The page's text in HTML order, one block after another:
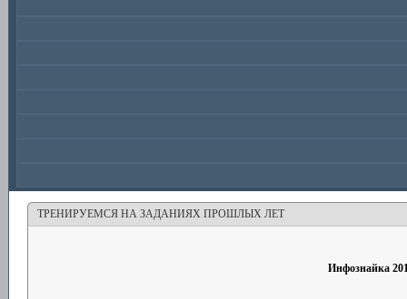
ТРЕНИРУЕМСЯ НА ЗАДАНИЯХ ПРОШЛЫХ ЛЕТ
Инфознайка